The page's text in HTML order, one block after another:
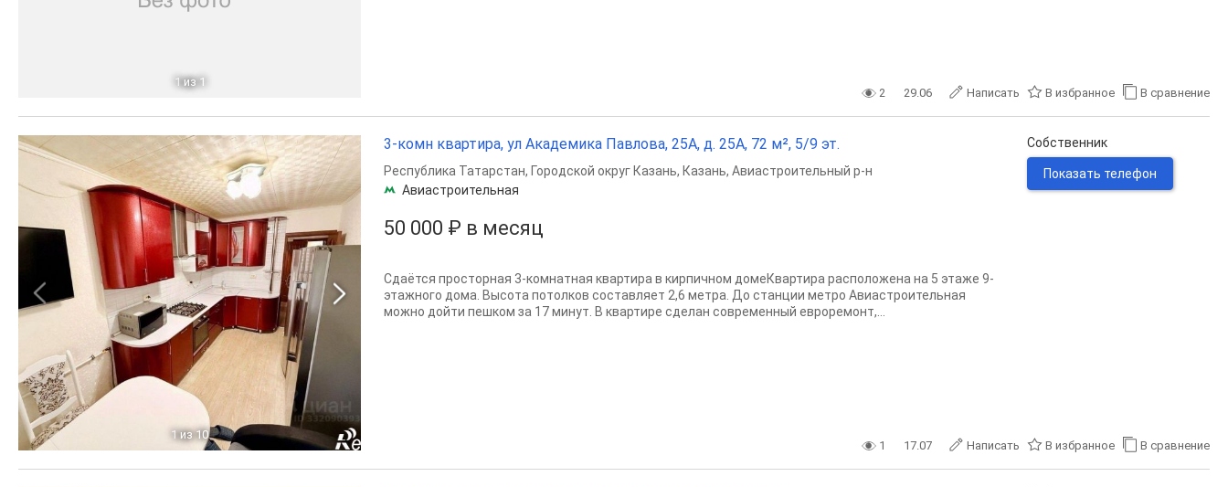
1 из 1
2 29.06 Написать В избранное В сравнение
1 из 10
3-комн квартира, ул Академика Павлова, 25А, д. 25А, 72 м², 5/9 эт.
50 000 ₽ в месяц
Республика Татарстан, Городской округ Казань, Казань, Авиастроительный р-н
Авиастроительная
Сдаётся просторная 3-комнатная квартира в кирпичном домеКвартира расположена на 5 этаже 9-
этажного дома. Высота потолков составляет 2,6 метра. До станции метро Авиастроительная
можно дойти пешком за 17 минут. В квартире сделан современный евроремонт,...
Собственник
Показать телефон
1 17.07 Написать В избранное В сравнение